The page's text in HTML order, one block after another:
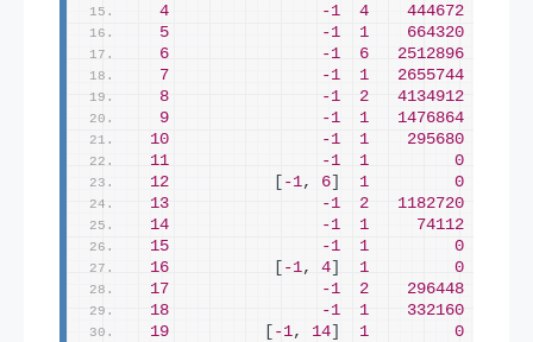
4
-1 4 444672
5
-1 1 664320
6
-1 6 2512896
7
-1 1 2655744
8
-1 2 4134912
9
-1 1 1476864
10
-1 1 295680
11
-1 1 0
12
-1, 6 1 0
13
-1 2 1182720
14
-1 1 74112
15
-1 1 0
16
-1, 4 1 0
17
-1 2 296448
18
-1 1 332160
19
-1, 14 1 0